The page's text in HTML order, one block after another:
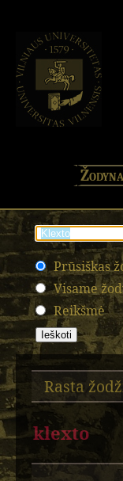
Prūsiškas
Visame
Reikšmė
Rasta
klexto